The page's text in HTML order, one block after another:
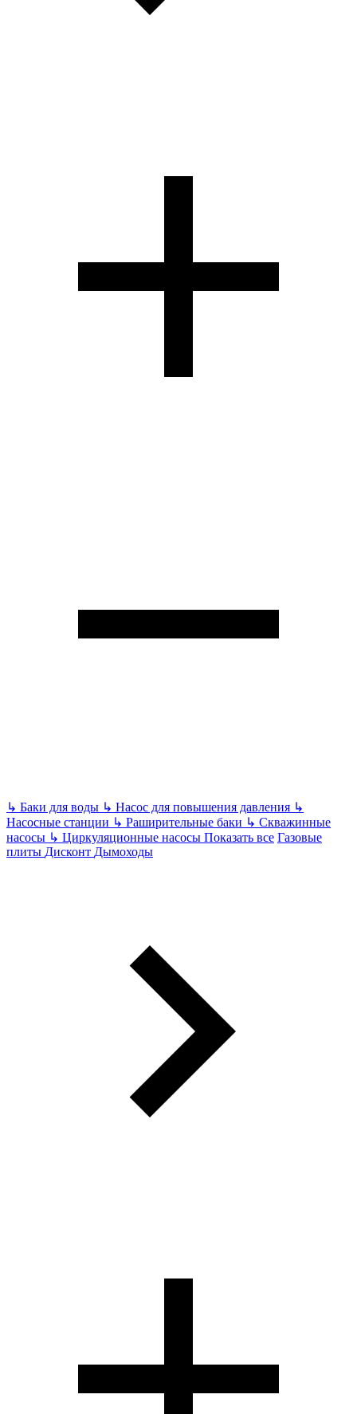
↳ Баки для воды ↳ Насос для повышения давления ↳
Насосные станции ↳ Раширительные баки ↳ Скважинные
насосы ↳ Циркуляционные насосы Показать все Газовые
плиты Дисконт Дымоходы